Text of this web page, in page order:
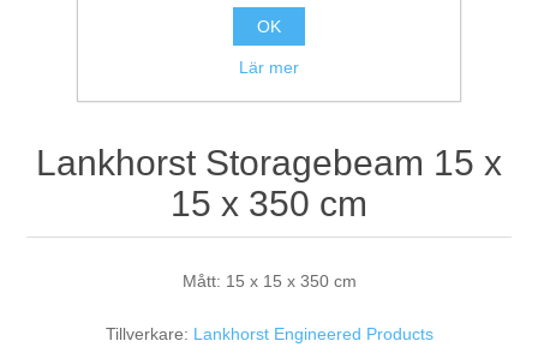
Målnings- och ytbehandlingssystem
Lankhorst Storagebeam 15 x
15 x 350 cm
Mått: 15 x 15 x 350 cm
Tillverkare: Lankhorst Engineered Products
OK
Lär mer